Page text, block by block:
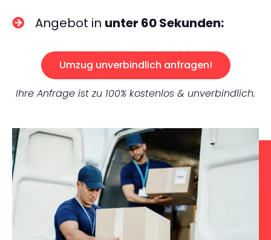
Angebot in unter 60 Sekunden:
Umzug unverbindlich anfragen!
Ihre Anfrage ist zu 100% kostenlos & unverbindlich.